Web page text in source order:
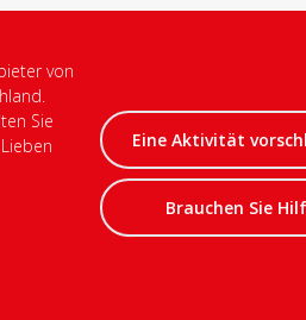
von
Sie
Eine Aktivität
Brauchen Sie